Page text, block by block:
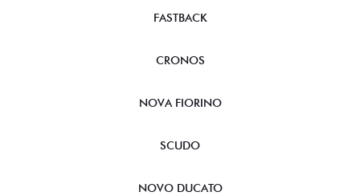
FASTBACK
CRONOS
NOVA FIORINO
SCUDO
NOVO DUCATO